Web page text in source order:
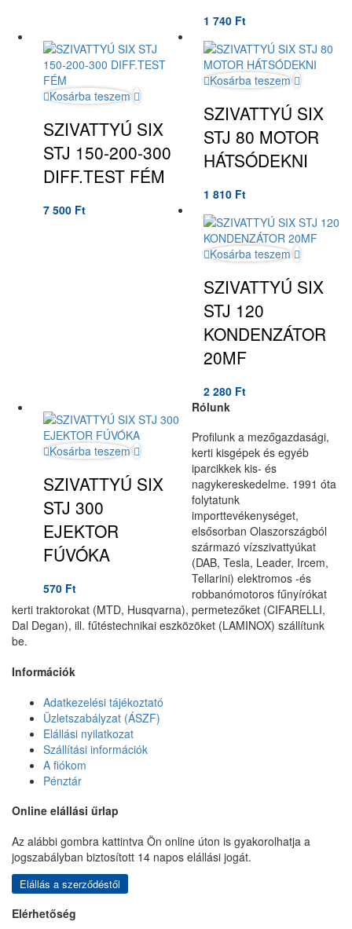
1 740 Ft
Kosárba teszem
SZIVATTYÚ SIX
STJ 150-200-300
DIFF.TEST FÉM
7 500 Ft
Kosárba teszem
SZIVATTYÚ SIX
STJ 80 MOTOR
HÁTSÓDEKNI
1 810 Ft
Kosárba teszem
SZIVATTYÚ SIX
STJ 120
KONDENZÁTOR
20MF
2 280 Ft
Kosárba teszem
SZIVATTYÚ SIX
STJ 300
EJEKTOR
FÚVÓKA
570 Ft
Rólunk
Profilunk a mezőgazdasági,
kerti kisgépek és egyéb
iparcikkek kis- és
nagykereskedelme. 1991 óta
folytatunk
importtevékenységet,
elsősorban Olaszországból
származó vízszivattyúkat
(DAB, Tesla, Leader, Ircem,
Tellarini) elektromos -és
robbanómotoros fűnyírókat
kerti traktorokat (MTD, Husqvarna), permetezőket (CIFARELLI,
Dal Degan), ill. fűtéstechnikai eszközöket (LAMINOX) szállítunk
be.
Információk
Adatkezelési tájékoztató
Üzletszabályzat (ÁSZF)
Elállási nyilatkozat
Szállítási információk
A fiókom
Pénztár
Online elállási űrlap
Az alábbi gombra kattintva Ön online úton is gyakorolhatja a
jogszabályban biztosított 14 napos elállási jogát.
Elállás a szerződéstől
Elérhetőség